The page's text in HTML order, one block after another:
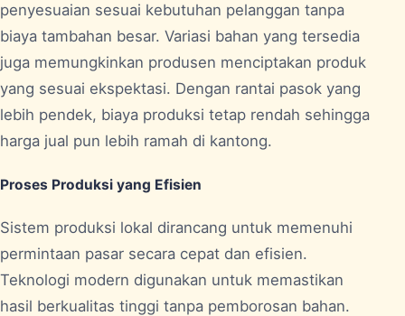
penyesuaian sesuai kebutuhan pelanggan tanpa
biaya tambahan besar. Variasi bahan yang tersedia
juga memungkinkan produsen menciptakan produk
yang sesuai ekspektasi. Dengan rantai pasok yang
lebih pendek, biaya produksi tetap rendah sehingga
harga jual pun lebih ramah di kantong.
Proses Produksi yang Efisien
Sistem produksi lokal dirancang untuk memenuhi
permintaan pasar secara cepat dan efisien.
Teknologi modern digunakan untuk memastikan
hasil berkualitas tinggi tanpa pemborosan bahan.